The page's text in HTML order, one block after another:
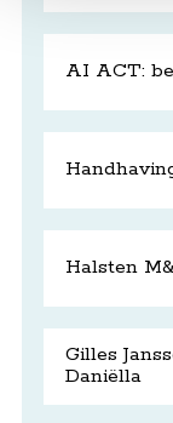
AI ACT:
Halsten
Gilles
Daniëlla